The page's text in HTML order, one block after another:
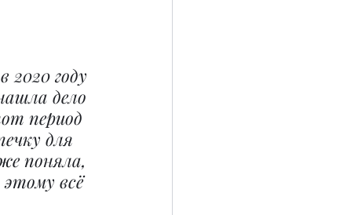
2020 году
дело
период
для
поняла,
всё